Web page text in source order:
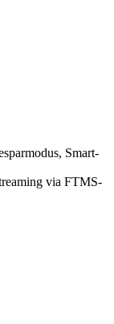
Smart-
via FTMS-